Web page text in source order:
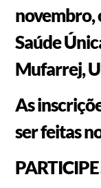
novembro,
Saúde
Mufarrej,
As
ser feitas